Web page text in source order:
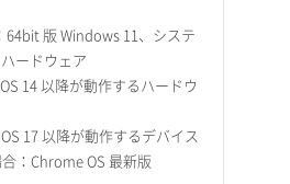
64bit 版 Windows 11、システ
ードウェア
14 以降が動作するハードウ
17 以降が動作するデバイス
：Chrome OS 最新版